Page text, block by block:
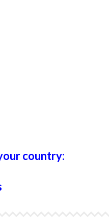
country: